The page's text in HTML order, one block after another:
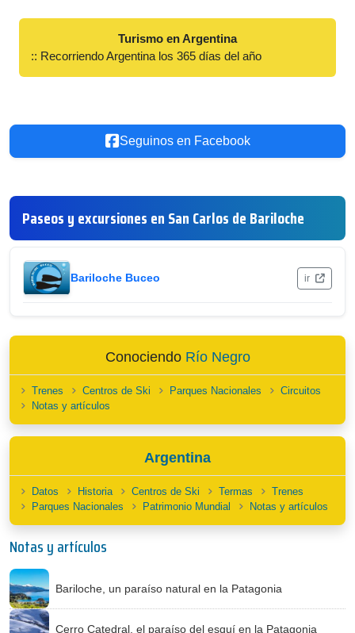
Turismo en Argentina
:: Recorriendo Argentina los 365 días del año
Seguinos en Facebook
Paseos y excursiones en San Carlos de Bariloche
Bariloche Buceo ir
Conociendo Río Negro
Trenes Centros de Ski Parques Nacionales
Circuitos
Notas y artículos
Argentina
Datos Historia Centros de Ski Termas
Trenes
Parques Nacionales
Patrimonio Mundial Notas y artículos
Notas y artículos
Bariloche, un paraíso natural en la Patagonia
Cerro Catedral, el paraíso del esquí en la Patagonia